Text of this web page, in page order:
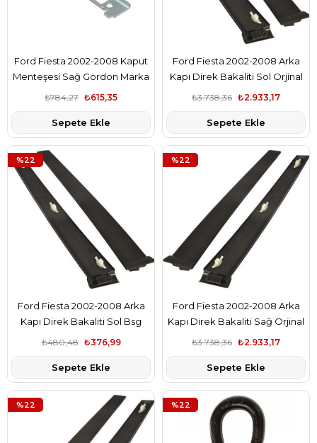
Ford Fiesta 2002-2008 Kaput
Menteşesi Sağ Gordon Marka
2S6116801AE
₺615,35
₺784,27
Sepete Ekle
Ford Fiesta 2002-2008 Arka
Kapı Direk Bakaliti Sol Orjinal
Marka 2S61A25459AN
₺2.933,17
₺3.738,36
Sepete Ekle
Ford Fiesta 2002-2008 Arka
Kapı Direk Bakaliti Sol Bsg
Marka 2S61A25459AN
₺376,99
₺480,48
Sepete Ekle
%22
Ford Fiesta 2002-2008 Arka
Kapı Direk Bakaliti Sağ Orjinal
Marka 2S61A25459AN
₺2.933,17
₺3.738,36
Sepete Ekle
%22
%22 %22